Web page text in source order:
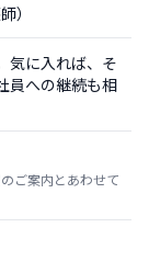
）
気に入れば、そ
員への継続も相
ご案内とあわせて